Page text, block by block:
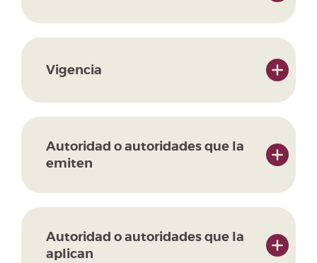
Vigencia
Autoridad o autoridades que la
emiten
Autoridad o autoridades que la
aplican